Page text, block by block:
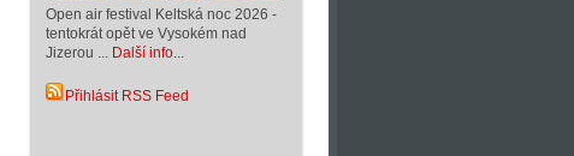
Open air festival Keltská noc 2026 -
tentokrát opět ve Vysokém nad
Jizerou ... Další info...
Přihlásit RSS Feed